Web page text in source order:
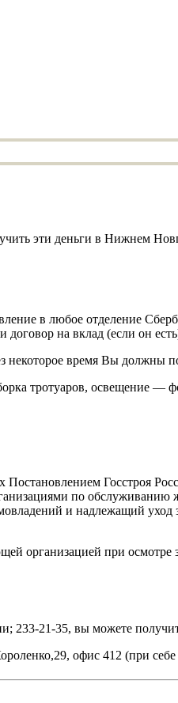
эти деньги в Нижнем
в любое отделение
договор на вклад (если он
некоторое время Вы должны
тротуаров, освещение —
Госстроя
по
и надлежащий
при осмотре
233-21-35, вы можете
офис 412 (при